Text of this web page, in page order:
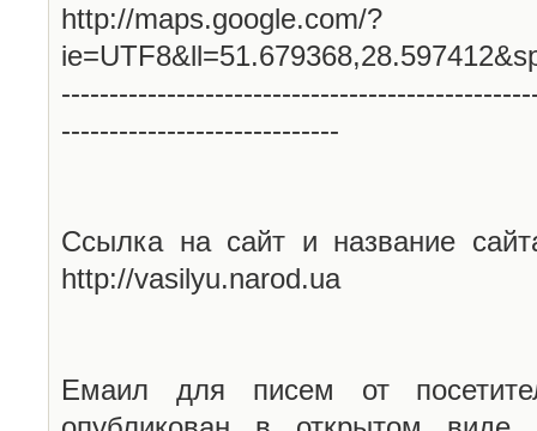
http://maps.google.com/?
-----------------------------
Ссылка на сайт и название
http://vasilyu.narod.ua
Емаил для писем от